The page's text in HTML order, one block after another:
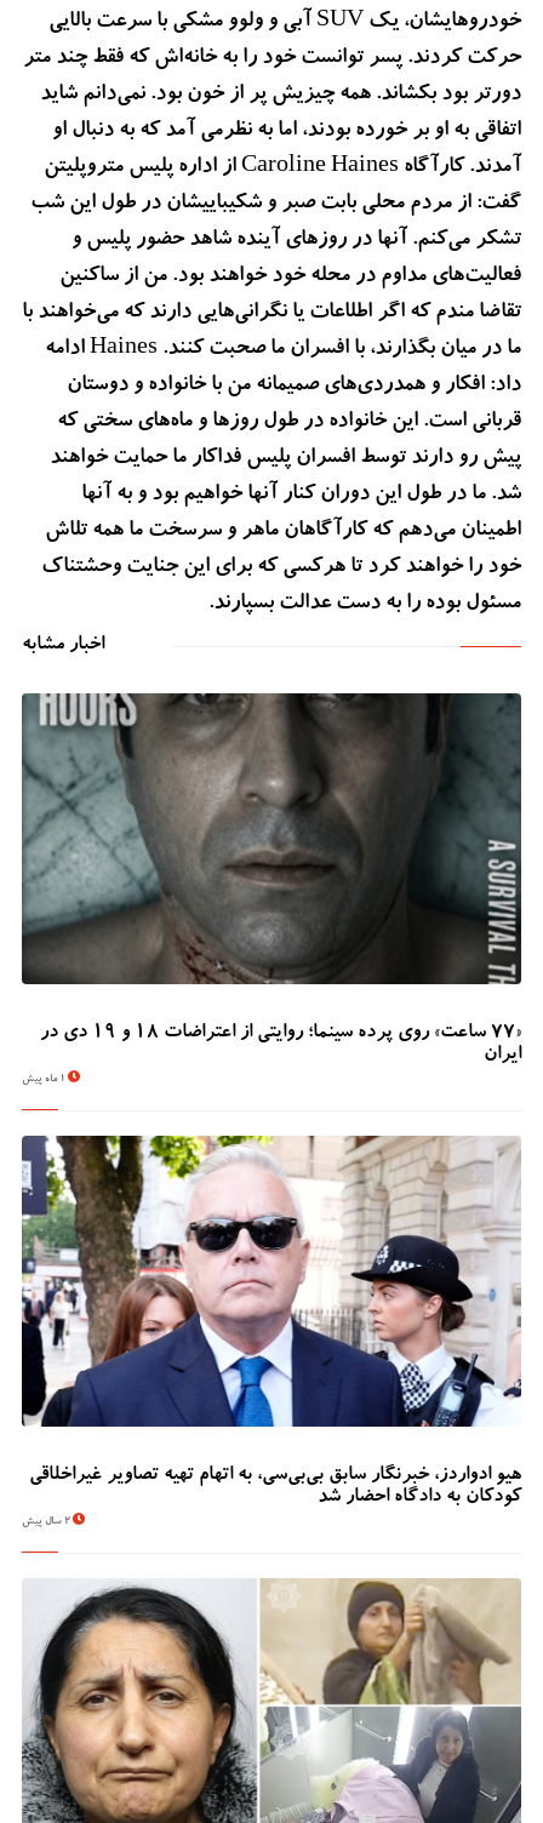
خودروهایشان، یک SUV آبی و ولوو مشکی با سرعت بالایی
حرکت کردند. پسر توانست خود را به خانه‌اش که فقط چند متر
دورتر بود بکشاند. همه چیزیش پر از خون بود. نمی‌دانم شاید
اتفاقی به او بر خورده بودند، اما به نظرمی آمد که به دنبال او
آمدند. کارآگاه Caroline Haines از اداره پلیس متروپلیتن
گفت: از مردم محلی بابت صبر و شکیباییشان در طول این شب
تشکر می‌کنم. آنها در روزهای آینده شاهد حضور پلیس و
فعالیت‌های مداوم در محله خود خواهند بود. من از ساکنین
تقاضا مندم که اگر اطلاعات یا نگرانی‌هایی دارند که می‌خواهند با
ما در میان بگذارند، با افسران ما صحبت کنند. Haines ادامه
داد: افکار و همدردی‌های صمیمانه من با خانواده و دوستان
قربانی است. این خانواده در طول روزها و ماه‌های سختی که
پیش رو دارند توسط افسران پلیس فداکار ما حمایت خواهند
شد. ما در طول این دوران کنار آنها خواهیم بود و به آنها
اطمینان می‌دهم که کارآگاهان ماهر و سرسخت ما همه تلاش
خود را خواهند کرد تا هرکسی که برای این جنایت وحشتناک
مسئول بوده را به دست عدالت بسپارند.
اخبار مشابه
«۷۷ ساعت» روی پرده سینما؛ روایتی از اعتراضات ۱۸ و ۱۹ دی در
ایران
هیو ادواردز، خبرنگار سابق بی‌بی‌سی، به اتهام تهیه تصاویر غیراخلاقی
کودکان به دادگاه احضار شد
2 سال پیش